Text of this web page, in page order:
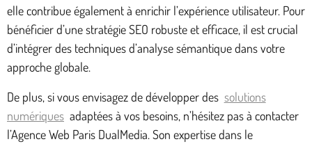
elle contribue également à enrichir l’expérience utilisateur. Pour
bénéficier d’une stratégie SEO robuste et efficace, il est crucial
d’intégrer des techniques d’analyse sémantique dans votre
approche globale.
De plus, si vous envisagez de développer des solutions
numériques adaptées à vos besoins, n’hésitez pas à contacter
l’Agence Web Paris DualMedia. Son expertise dans le